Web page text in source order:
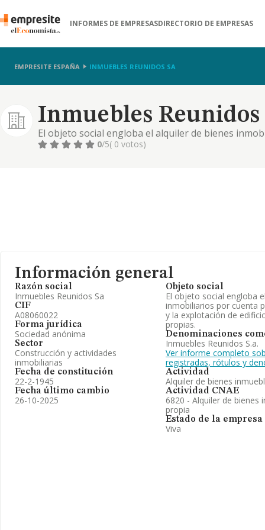
INFORMES DE EMPRESASDIRECTORIO DE EMPRESAS
EMPRESITE ESPAÑA INMUEBLES REUNIDOS SA
Inmuebles Reunidos
El objeto social engloba el alquiler de bienes
la explotación de edificios y otras propiedades
0/5( 0 votos)
Información general
Razón social
Inmuebles Reunidos Sa
CIF
A08060022
Forma jurídica
Sociedad anónima
Sector
Construcción y actividades
inmobiliarias
Fecha de constitución
22-2-1945
Fecha último cambio
26-10-2025
Objeto social
El objeto social engloba
inmobiliarios por cuenta
y la explotación de
propias.
Denominaciones
Inmuebles Reunidos S.a.
Ver informe completo
registradas, rótulos y
Actividad
Alquiler de bienes
Actividad CNAE
6820 - Alquiler de bienes
propia
Estado de la empresa
Viva